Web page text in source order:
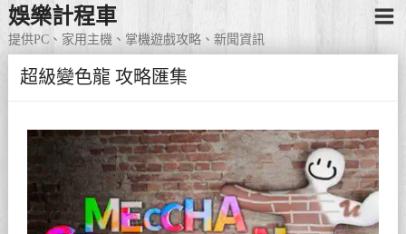
娛樂計程車
提供PC、家用主機、掌機遊戲攻略、新聞資訊
超級變色龍 攻略匯集